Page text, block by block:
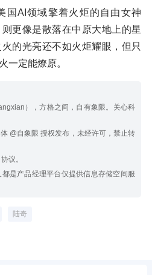
国AI领域擎着火炬的自由女神
更像是散落在中原大地上的星
的光亮还不如火炬耀眼，但只
一定能燎原。
），方格之间，自有象限。关心科
@自象限 授权发布，未经许可，禁止转
议。
是产品经理平台仅提供信息存储空间服
陆奇